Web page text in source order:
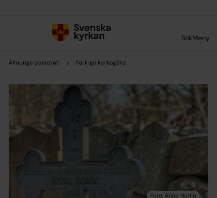
SökMeny
Almunge pastorat Faringe kyrkogård